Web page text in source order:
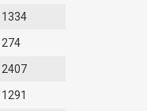
1334
274
2407
1291